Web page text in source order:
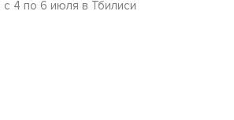
с 4 по 6 июля в Тбилиси